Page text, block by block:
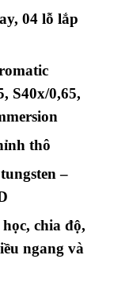
04 lỗ lắp
S40x/0,65,
thô
–
chia độ,
ngang và